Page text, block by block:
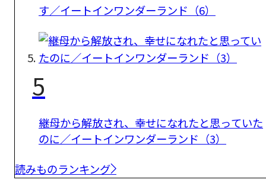
す／イートインワンダーランド（6）
5
継母から解放され、幸せになれたと思っていた
のに／イートインワンダーランド（3）
読みものランキング